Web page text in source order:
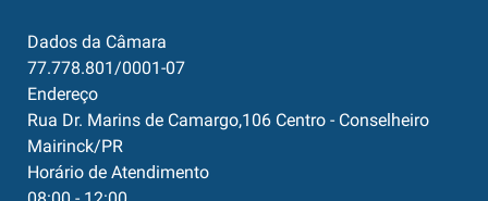
Dados da Câmara
77.778.801/0001-07
Endereço
Rua Dr. Marins de Camargo,106 Centro - Conselheiro
Mairinck/PR
Horário de Atendimento